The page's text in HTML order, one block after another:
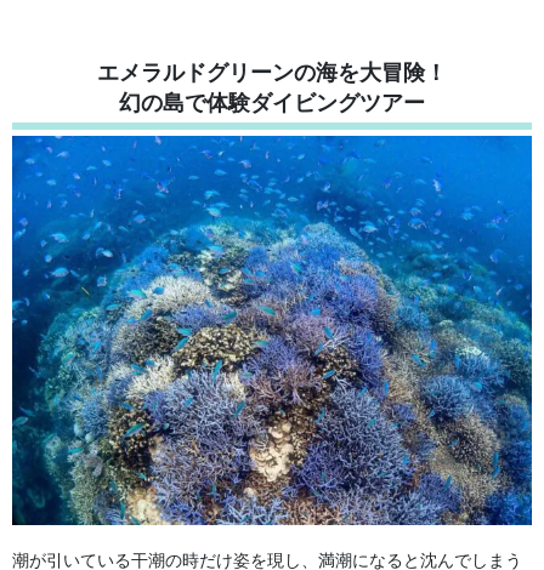
エメラルドグリーンの海を大冒険！
幻の島で体験ダイビングツアー
潮が引いている干潮の時だけ姿を現し、満潮になると沈んでしまう